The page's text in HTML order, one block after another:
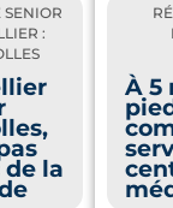
SENIOR
:
la
À 5